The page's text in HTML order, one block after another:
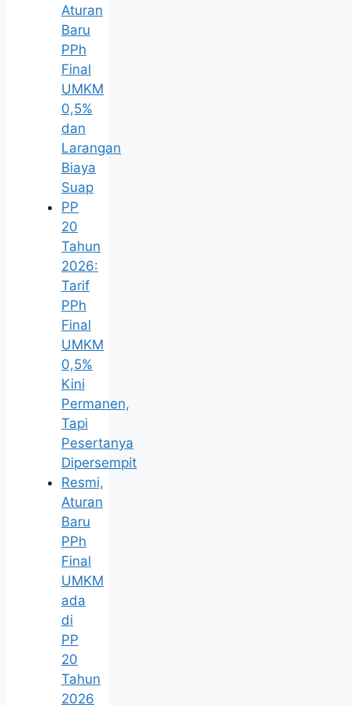
Aturan
Baru
PPh
Final
UMKM
0,5%
dan
Larangan
Biaya
Suap
PP
20
Tahun
2026:
Tarif
PPh
Final
UMKM
0,5%
Kini
Permanen,
Tapi
Pesertanya
Dipersempit
Resmi,
Aturan
Baru
PPh
Final
UMKM
ada
di
PP
20
Tahun
2026